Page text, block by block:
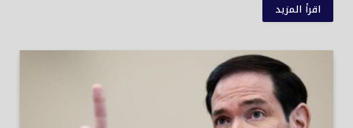
اقرأ المزيد